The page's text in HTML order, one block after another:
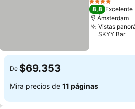
Ver precios
4 Estrellas
8,8 Excelente
Ámsterdam
Vistas
SKYY Bar
De $69.353
Mira precios de 11 páginas